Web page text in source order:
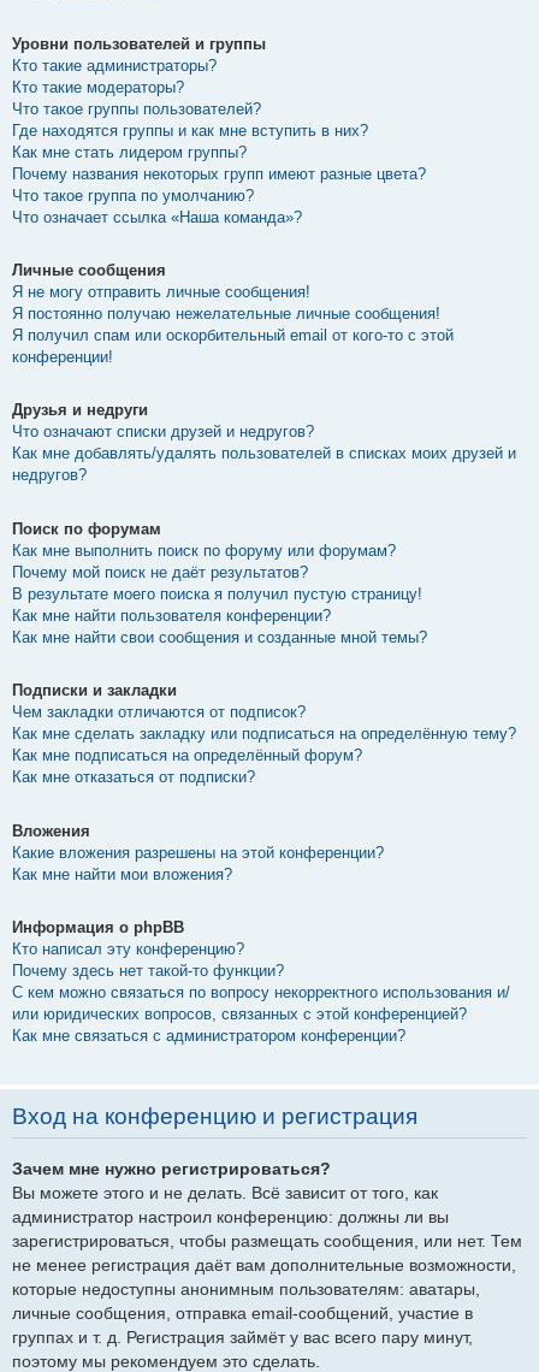
Уровни пользователей и группы
Кто такие администраторы?
Кто такие модераторы?
Что такое группы пользователей?
Где находятся группы и как мне вступить в них?
Как мне стать лидером группы?
Почему названия некоторых групп имеют разные цвета?
Что такое группа по умолчанию?
Что означает ссылка «Наша команда»?
Личные сообщения
Я не могу отправить личные сообщения!
Я постоянно получаю нежелательные личные сообщения!
Я получил спам или оскорбительный email от кого-то с этой
конференции!
Друзья и недруги
Что означают списки друзей и недругов?
Как мне добавлять/удалять пользователей в списках моих друзей и
недругов?
Поиск по форумам
Как мне выполнить поиск по форуму или форумам?
Почему мой поиск не даёт результатов?
В результате моего поиска я получил пустую страницу!
Как мне найти пользователя конференции?
Как мне найти свои сообщения и созданные мной темы?
Подписки и закладки
Чем закладки отличаются от подписок?
Как мне сделать закладку или подписаться на определённую тему?
Как мне подписаться на определённый форум?
Как мне отказаться от подписки?
Вложения
Какие вложения разрешены на этой конференции?
Как мне найти мои вложения?
Информация о phpBB
Кто написал эту конференцию?
Почему здесь нет такой-то функции?
С кем можно связаться по вопросу некорректного использования и/
или юридических вопросов, связанных с этой конференцией?
Как мне связаться с администратором конференции?
Вход на конференцию и регистрация
Зачем мне нужно регистрироваться?
Вы можете этого и не делать. Всё зависит от того, как
администратор настроил конференцию: должны ли вы
зарегистрироваться, чтобы размещать сообщения, или нет. Тем
не менее регистрация даёт вам дополнительные возможности,
которые недоступны анонимным пользователям: аватары,
личные сообщения, отправка email-сообщений, участие в
группах и т. д. Регистрация займёт у вас всего пару минут,
поэтому мы рекомендуем это сделать.